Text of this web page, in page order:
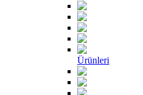
Ürünleri